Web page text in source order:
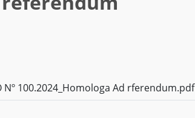
Nº 100.2024_Homologa Ad rferendum.pdf